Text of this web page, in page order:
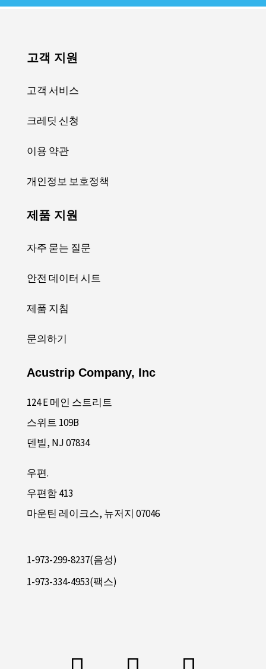
고객 지원
고객 서비스
크레딧 신청
이용 약관
개인정보 보호정책
제품 지원
자주 묻는 질문
안전 데이터 시트
제품 지침
문의하기
Acustrip Company, Inc
124 E 메인 스트리트
스위트 109B
덴빌, NJ 07834
우편.
우편함 413
마운틴 레이크스, 뉴저지 07046
1-973-299-8237(음성)
1-973-334-4953(팩스)